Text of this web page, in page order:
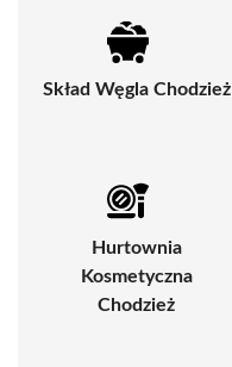
Skład Węgla Chodzież
Hurtownia
Kosmetyczna
Chodzież